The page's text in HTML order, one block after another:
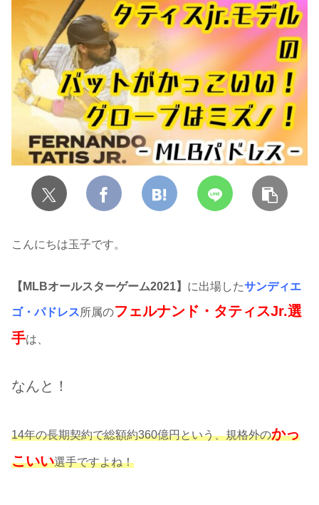
こんにちは玉子です。
【MLBオールスターゲーム2021】 に出場したサンディエ
ゴ・パドレス所属のフェルナンド・タティスJr.選
手は、
なんと！
14年の長期契約で総額約360億円という、規格外のかっ
こいい選手ですよね！